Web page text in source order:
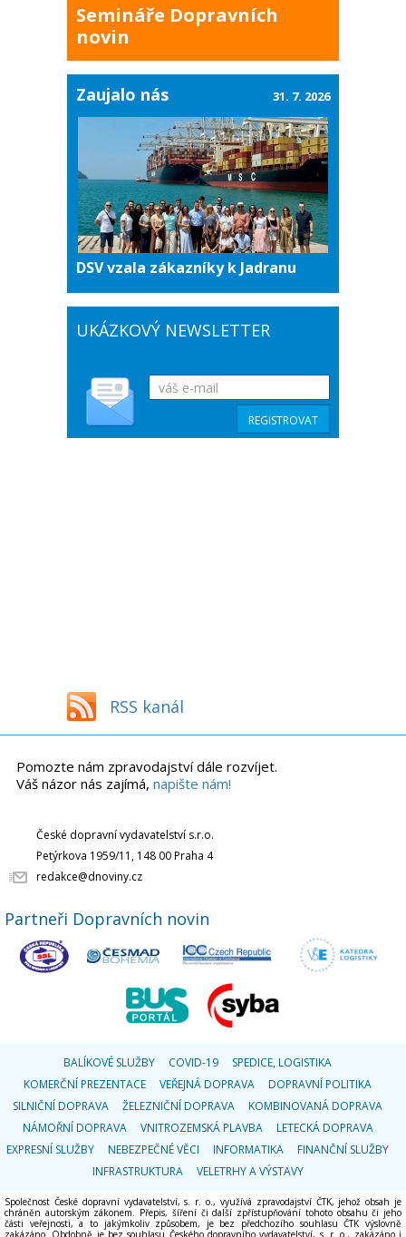
Semináře Dopravních
novin
Zaujalo nás
DSV vzala zákazníky k Jadranu
31. 7. 2026
UKÁZKOVÝ NEWSLETTER
RSS kanál
Pomozte nám zpravodajství dále rozvíjet.
Váš názor nás zajímá, napište nám!
České dopravní vydavatelství s.r.o.
Petýrkova 1959/11, 148 00 Praha 4
redakce@dnoviny.cz
Partneři Dopravních novin
BALÍKOVÉ SLUŽBY COVID-19
SPEDICE, LOGISTIKA
KOMERČNÍ PREZENTACE
VEŘEJNÁ DOPRAVA
DOPRAVNÍ POLITIKA
SILNIČNÍ DOPRAVA
ŽELEZNIČNÍ DOPRAVA
KOMBINOVANÁ DOPRAVA
NÁMOŘNÍ DOPRAVA
VNITROZEMSKÁ PLAVBA
LETECKÁ DOPRAVA
EXPRESNÍ SLUŽBY
NEBEZPEČNÉ VĚCI INFORMATIKA
FINANČNÍ SLUŽBY
INFRASTRUKTURA
VELETRHY A VÝSTAVY
Společnost České dopravní vydavatelství, s. r. o., využívá zpravodajství ČTK, jehož obsah je
chráněn autorským zákonem. Přepis, šíření či další zpřístupňování tohoto obsahu či jeho
části veřejnosti, a to jakýmkoliv způsobem, je bez předchozího souhlasu ČTK výslovně